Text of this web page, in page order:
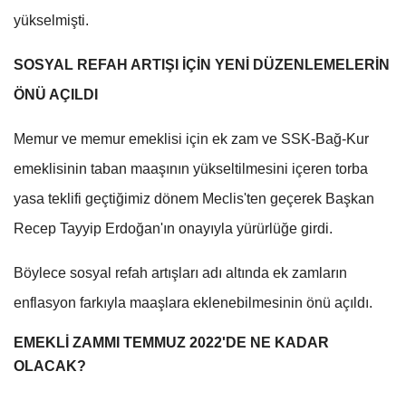
yükselmişti.
SOSYAL REFAH ARTIŞI İÇİN YENİ DÜZENLEMELERİN
ÖNÜ AÇILDI
Memur ve memur emeklisi için ek zam ve SSK-Bağ-Kur
emeklisinin taban maaşının yükseltilmesini içeren torba
yasa teklifi geçtiğimiz dönem Meclis'ten geçerek Başkan
Recep Tayyip Erdoğan'ın onayıyla yürürlüğe girdi.
Böylece sosyal refah artışları adı altında ek zamların
enflasyon farkıyla maaşlara eklenebilmesinin önü açıldı.
EMEKLİ ZAMMI TEMMUZ 2022'DE NE KADAR
OLACAK?